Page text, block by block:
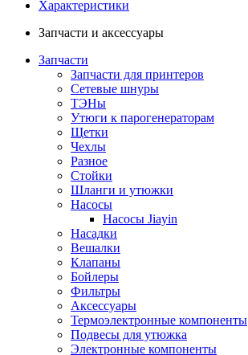
Характеристики
Запчасти и аксессуары
Запчасти
Запчасти для принтеров
Сетевые шнуры
ТЭНы
Утюги к парогенераторам
Щетки
Чехлы
Разное
Стойки
Шланги и утюжки
Насосы
Насосы Jiayin
Насадки
Вешалки
Клапаны
Бойлеры
Фильтры
Аксессуары
Термоэлектронные компоненты
Подвесы для утюжка
Электронные компоненты